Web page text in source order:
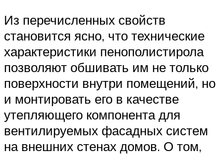
Из перечисленных свойств
становится ясно, что технические
характеристики пенополистирола
позволяют обшивать им не только
поверхности внутри помещений, но
и монтировать его в качестве
утепляющего компонента для
вентилируемых фасадных систем
на внешних стенах домов. О том,